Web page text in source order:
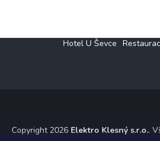
Hotel U Ševce
Copyright 2026 Elektro Klesný s.r.o..